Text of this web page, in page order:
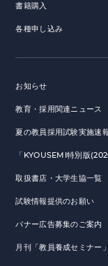
書籍購入
各種申し込み
お知らせ
教育・採用関連ニュース
夏の教員採用試験実施速
「KYOUSEMI特別版
取扱書店・大学生協一覧
試験情報提供のお願い
バナー広告募集のご案内
月刊「教員養成セミナー